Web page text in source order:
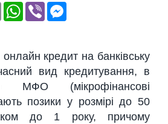
Email WhatsApp
Viber
кредит на банківську
вид кредитування, в
МФО (мікрофінансові
позики у розмірі до 50
до 1 року, причому